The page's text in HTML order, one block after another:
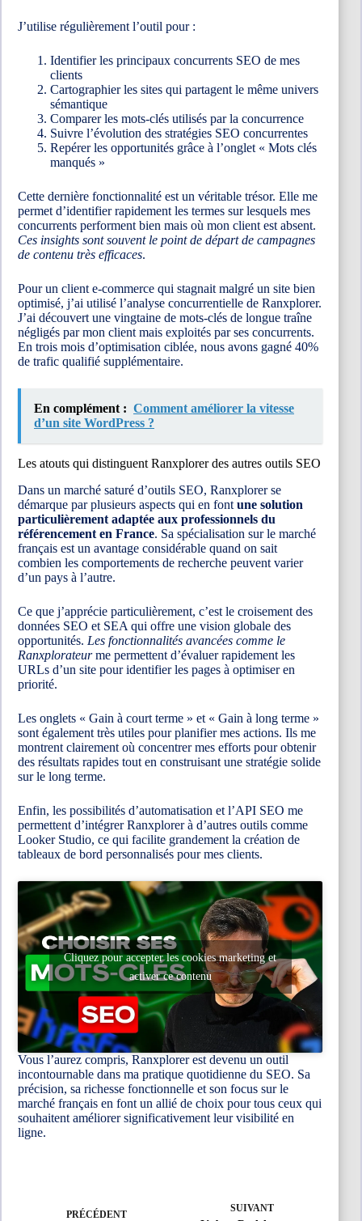
J’utilise régulièrement l’outil pour :
Identifier les principaux concurrents SEO de mes
clients
Cartographier les sites qui partagent le même univers
sémantique
Comparer les mots-clés utilisés par la concurrence
Suivre l’évolution des stratégies SEO concurrentes
Repérer les opportunités grâce à l’onglet « Mots clés
manqués »
Cette dernière fonctionnalité est un véritable trésor. Elle me
permet d’identifier rapidement les termes sur lesquels mes
concurrents performent bien mais où mon client est absent.
Ces insights sont souvent le point de départ de campagnes
de contenu très efficaces.
Pour un client e-commerce qui stagnait malgré un site bien
optimisé, j’ai utilisé l’analyse concurrentielle de Ranxplorer.
J’ai découvert une vingtaine de mots-clés de longue traîne
négligés par mon client mais exploités par ses concurrents.
En trois mois d’optimisation ciblée, nous avons gagné 40%
de trafic qualifié supplémentaire.
En complément : Comment améliorer la vitesse
d’un site WordPress ?
Les atouts qui distinguent Ranxplorer des autres outils SEO
Dans un marché saturé d’outils SEO, Ranxplorer se
démarque par plusieurs aspects qui en font une solution
particulièrement adaptée aux professionnels du
référencement en France. Sa spécialisation sur le marché
français est un avantage considérable quand on sait
combien les comportements de recherche peuvent varier
d’un pays à l’autre.
Ce que j’apprécie particulièrement, c’est le croisement des
données SEO et SEA qui offre une vision globale des
opportunités. Les fonctionnalités avancées comme le
Ranxplorateurme permettent d’évaluer rapidement les
URLs d’un site pour identifier les pages à optimiser en
priorité.
Les onglets « Gain à court terme » et « Gain à long terme »
sont également très utiles pour planifier mes actions. Ils me
montrent clairement où concentrer mes efforts pour obtenir
des résultats rapides tout en construisant une stratégie solide
sur le long terme.
Enfin, les possibilités d’automatisation et l’API SEO me
permettent d’intégrer Ranxplorer à d’autres outils comme
Looker Studio, ce qui facilite grandement la création de
tableaux de bord personnalisés pour mes clients.
Cliquez pour accepter les cookies marketing et
activer ce contenu
Vous l’aurez compris, Ranxplorer est devenu un outil
incontournable dans ma pratique quotidienne du SEO. Sa
précision, sa richesse fonctionnelle et son focus sur le
marché français en font un allié de choix pour tous ceux qui
souhaitent améliorer significativement leur visibilité en
ligne.
PRÉCÉDENT
SUIVANT